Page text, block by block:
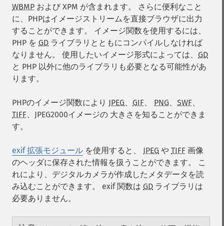
WBMP および XPM が含まれます。 さらに便利なこと
に、PHPはイメージストリームを直接ブラウザに出力
することができます。 イメージ関数を使用するには、
PHP を GD ライブラリとともにコンパイルしなければ
なりません。 使用したいイメージ形式によっては、 GD
と PHP 以外に他のライブラリも必要となる可能性があ
ります。
PHPのイメージ関数により JPEG、 GIF、 PNG、 SWF、
TIFF、 JPEG2000イメージの 大きさを知ることができま
す。
exif 拡張モジュール を使用すると、 JPEG や TIFF 画像
のヘッダに保存された情報を扱うことができます。 こ
れにより、デジタルカメラが作成したメタデータを読
み込むことができます。 exif 関数は GD ライブラリは
必要ありません。